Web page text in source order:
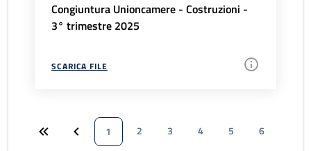
Congiuntura Unioncamere - Costruzioni -
3° trimestre 2025
SCARICA FILE
1 2 3 4 5
6